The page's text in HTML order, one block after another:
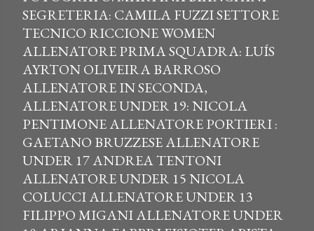
SEGRETERIA: CAMILA FUZZI SETTORE
TECNICO RICCIONE WOMEN
ALLENATORE PRIMA SQUADRA: LUÍS
AYRTON OLIVEIRA BARROSO
ALLENATORE IN SECONDA,
ALLENATORE UNDER 19: NICOLA
PENTIMONE ALLENATORE PORTIERI :
GAETANO BRUZZESE ALLENATORE
UNDER 17 ANDREA TENTONI
ALLENATORE UNDER 15 NICOLA
COLUCCI ALLENATORE UNDER 13
FILIPPO MIGANI ALLENATORE UNDER